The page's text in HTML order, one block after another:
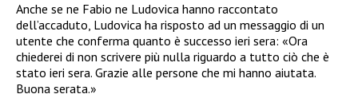
Anche se ne Fabio ne Ludovica hanno raccontato
dell’accaduto, Ludovica ha risposto ad un messaggio di un
utente che conferma quanto è successo ieri sera: «Ora
chiederei di non scrivere più nulla riguardo a tutto ciò che è
stato ieri sera. Grazie alle persone che mi hanno aiutata.
Buona serata.»